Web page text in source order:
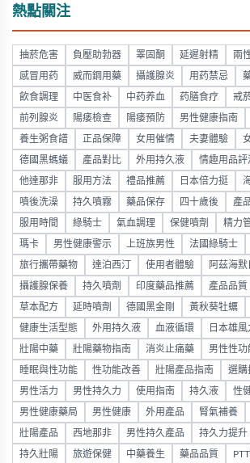
熱點關注
抽菸危害 負壓助勃器 睪固酮 延遲射精 兩
感冒用药 威而鋼用藥 攝護腺炎 用药禁忌
飲食調理 中医食补 中药养血 药膳食疗 戒
前列腺炎 陽痿檢查 陽痿預防 男性健康指南
養生粥食譜 正品保障 女用催情 夫妻體驗
德國黑螞蟻 產品對比 外用持久液 情趣用品評
他達那非 服用方法 禮品推薦 日本倍力挺
噴後洗澡 持久噴霧 藥品保存 四十歲後 產
服用時間 綠騎士 氣血調理 保健噴劑 精力
瑪卡 男性健康警示 上班族男性 法國綠騎士
旅行攜帶藥物 達泊西汀 使用者體驗 阿茲海默
攝護腺保養 持久噴劑 印度藥品推薦 產品品質
草本配方 延時噴劑 德國黑金剛 黃秋葵牡蠣
健康生活型態 外用持久液 血液循環 日本雄風
壯陽中藥 壯陽藥物指南 消炎止痛藥 男性性功
睡眠與性功能 性功能改善 壯陽產品指南 選購
男性活力 男性持久力 使用指南 持久液 性
男性健康藥局 男性健康 外用產品 腎氣補養
壯陽產品 西地那非 男性持久產品 持久力提升
持久壯陽 旅遊保健 中藥養生 藥品品質